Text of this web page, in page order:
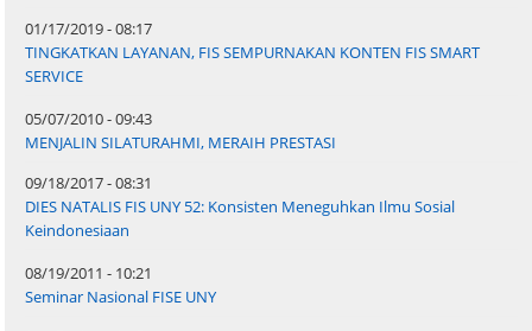
01/17/2019 - 08:17
TINGKATKAN LAYANAN, FIS SEMPURNAKAN KONTEN FIS SMART
SERVICE
05/07/2010 - 09:43
MENJALIN SILATURAHMI, MERAIH PRESTASI
09/18/2017 - 08:31
DIES NATALIS FIS UNY 52: Konsisten Meneguhkan Ilmu Sosial
Keindonesiaan
08/19/2011 - 10:21
Seminar Nasional FISE UNY